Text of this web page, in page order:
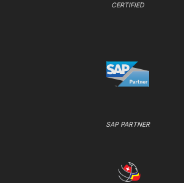
CERTIFIED
SAP PARTNER